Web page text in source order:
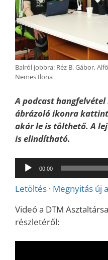
Balról jobbra: Réz B. Gábor,
Nemes Ilona
A podcast
ábrázoló ikonra
akár le is tölthető. A
is elindítható.
Audió
lejátszó
00:00
Letöltés · Megnyitás új
Videó a DTM
részletéről: